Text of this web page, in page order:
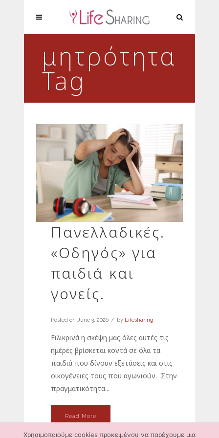
μητρότητα
Tag
Πανελλαδικές.
«Οδηγός» για
παιδιά και
γονείς.
Posted on June 3, 2026 by Lifesharing
Ειλικρινά η σκέψη μας όλες αυτές τις
ημέρες βρίσκεται κοντά σε όλα τα
παιδιά που δίνουν εξετάσεις και στις
οικογένειες τους που αγωνιούν. Στην
πραγματικότητα...
Read More
Χρησιμοποιούμε cookies προκειμένου να παρέχουμε μια